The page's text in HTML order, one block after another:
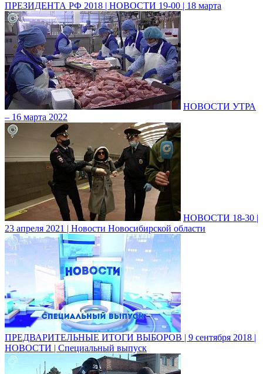
ПРЕЗИДЕНТА РФ 2018 | НОВОСТИ 19-00 | 18 марта
НОВОСТИ УТРА
– 16 марта 2022
НОВОСТИ 18-30 |
23 апреля 2021 | Новости Новосибирской области
ПРЕДВАРИТЕЛЬНЫЕ ИТОГИ ВЫБОРОВ | 9 сентября 2018 |
НОВОСТИ | Специальный выпуск